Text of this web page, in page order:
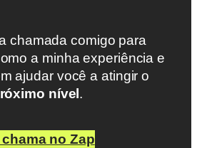
chamada comigo para
a minha experiência e
ajudar você a atingir o
nível .
chama no Zap